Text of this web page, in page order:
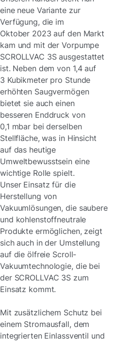
eine neue Variante zur
Verfügung, die im
Oktober 2023 auf den Markt
kam und mit der Vorpumpe
SCROLLVAC 3S ausgestattet
ist. Neben dem von 1,4 auf
3 Kubikmeter pro Stunde
erhöhten Saugvermögen
bietet sie auch einen
besseren Enddruck von
0,1 mbar bei derselben
Stellfläche, was in Hinsicht
auf das heutige
Umweltbewusstsein eine
wichtige Rolle spielt.
Unser Einsatz für die
Herstellung von
Vakuumlösungen, die saubere
und kohlenstoffneutrale
Produkte ermöglichen, zeigt
sich auch in der Umstellung
auf die ölfreie Scroll-
Vakuumtechnologie, die bei
der SCROLLVAC 3S zum
Einsatz kommt.
Mit zusätzlichem Schutz bei
einem Stromausfall, dem
integrierten Einlassventil und